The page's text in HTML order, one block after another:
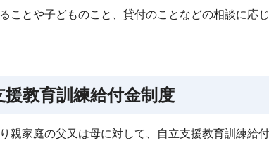
ことや子どものこと、貸付のことなどの相談に応じ
教育訓練給付金制度
親家庭の父又は母に対して、自立支援教育訓練給付